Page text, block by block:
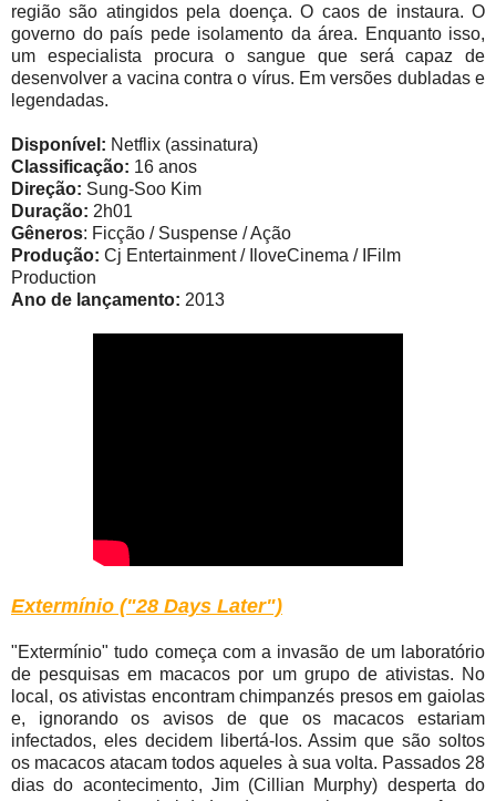
região são atingidos pela doença. O caos de instaura. O
governo do país pede isolamento da área. Enquanto isso,
um especialista procura o sangue que será capaz de
desenvolver a vacina contra o vírus. Em versões dubladas e
legendadas.
Disponível: Netflix (assinatura)
Classificação: 16 anos
Direção: Sung-Soo Kim
Duração: 2h01
Gêneros: Ficção / Suspense / Ação
Produção: Cj Entertainment / IloveCinema / IFilm
Production
Ano de lançamento: 2013
Extermínio ("28 Days Later")
"Extermínio" tudo começa com a invasão de um laboratório
de pesquisas em macacos por um grupo de ativistas. No
local, os ativistas encontram chimpanzés presos em gaiolas
e, ignorando os avisos de que os macacos estariam
infectados, eles decidem libertá-los. Assim que são soltos
os macacos atacam todos aqueles à sua volta. Passados 28
dias do acontecimento, Jim (Cillian Murphy) desperta do